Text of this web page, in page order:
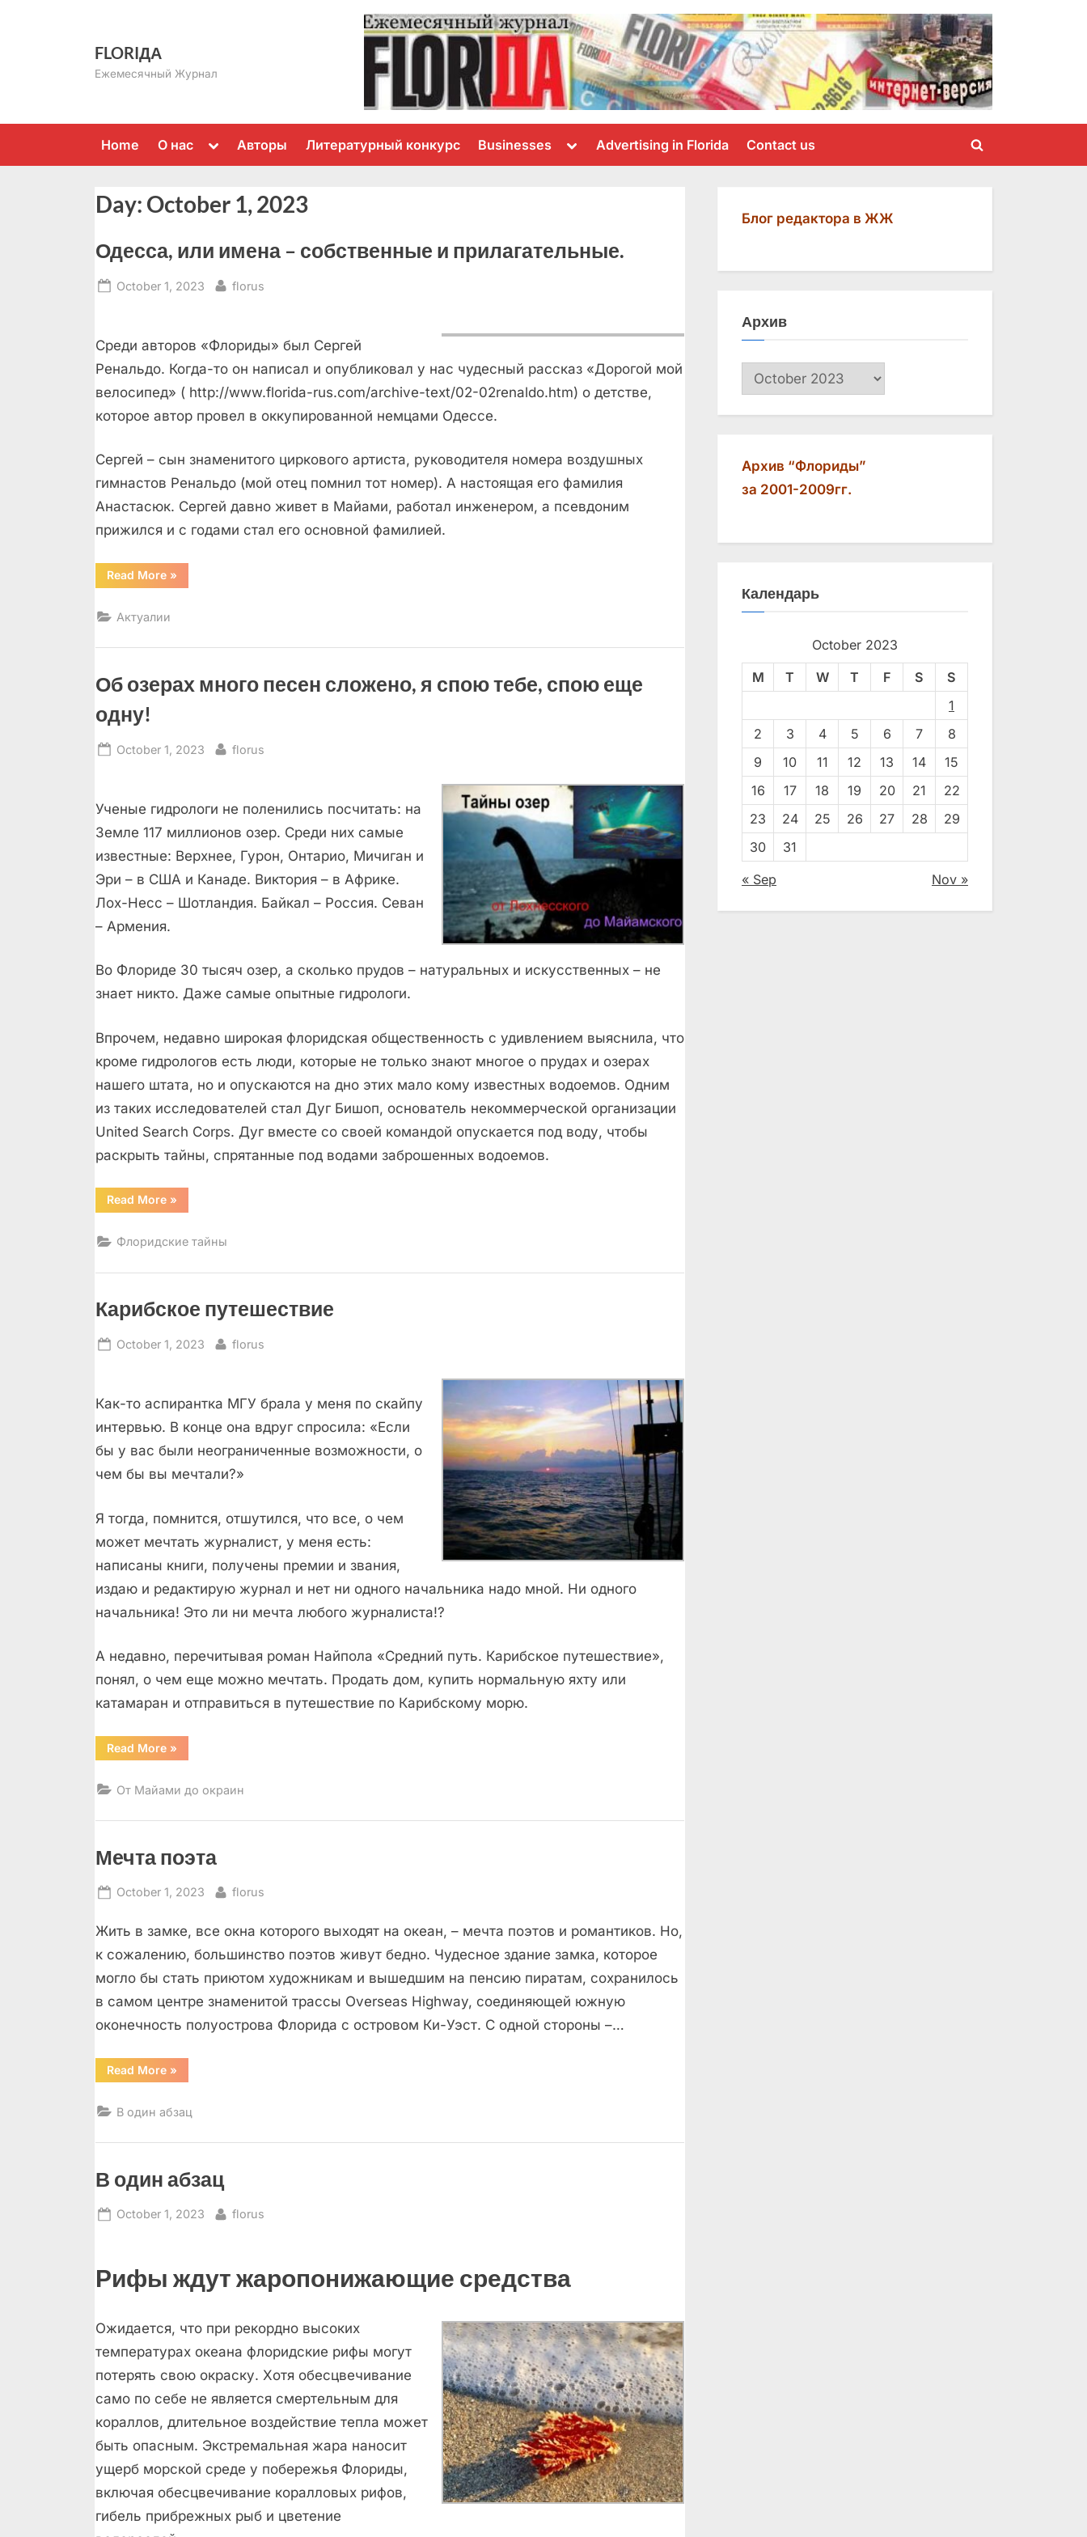
FLORIДА
Ежемесячный Журнал
Home О нас
Toggle
menu
Авторы Литературный конкурс Businesses
Toggle
menu
Advertising in Florida Contact us
Toggle
Day: October 1, 2023
Одесса, или имена – собственные и прилагательные.
Posted
October 1, 2023 By
florus
Среди авторов «Флориды» был Сергей
Ренальдо. Когда-то он написал и опубликовал у нас чудесный рассказ «Дорогой мой
велосипед» ( http://www.florida-rus.com/archive-text/02-02renaldo.htm) о детстве,
которое автор провел в оккупированной немцами Одессе.
Сергей – сын знаменитого циркового артиста, руководителя номера воздушных
гимнастов Ренальдо (мой отец помнил тот номер). А настоящая его фамилия
Анастасюк. Сергей давно живет в Майами, работал инженером, а псевдоним
прижился и с годами стал его основной фамилией.
Read More“Одесса,
или
собственные
»
Актуалии
Об озерах много песен сложено, я спою тебе, спою еще
одну!
Posted
October 1, 2023 By
florus
Ученые гидрологи не поленились посчитать: на
Земле 117 миллионов озер. Среди них самые
известные: Верхнее, Гурон, Онтарио, Мичиган и
Эри – в США и Канаде. Виктория – в Африке.
Лох-Несс – Шотландия. Байкал – Россия. Севан
– Армения.
Во Флориде 30 тысяч озер, а сколько прудов – натуральных и искусственных – не
знает никто. Даже самые опытные гидрологи.
Впрочем, недавно широкая флоридская общественность с удивлением выяснила, что
кроме гидрологов есть люди, которые не только знают многое о прудах и озерах
нашего штата, но и опускаются на дно этих мало кому известных водоемов. Одним
из таких исследователей стал Дуг Бишоп, основатель некоммерческой организации
United Search Corps. Дуг вместе со своей командой опускается под воду, чтобы
раскрыть тайны, спрятанные под водами заброшенных водоемов.
Read More“Об
озерах
сложено,
тебе,
одну!”
»
Флоридские тайны
Карибское путешествие
Posted
October 1, 2023 By
florus
Как-то аспирантка МГУ брала у меня по скайпу
интервью. В конце она вдруг спросила: «Если
бы у вас были неограниченные возможности, о
чем бы вы мечтали?»
Я тогда, помнится, отшутился, что все, о чем
может мечтать журналист, у меня есть:
написаны книги, получены премии и звания,
издаю и редактирую журнал и нет ни одного начальника надо мной. Ни одного
начальника! Это ли ни мечта любого журналиста!?
А недавно, перечитывая роман Найпола «Средний путь. Карибское путешествие»,
понял, о чем еще можно мечтать. Продать дом, купить нормальную яхту или
катамаран и отправиться в путешествие по Карибскому морю.
Read More“Карибское
путешествие”
»
От Майами до окраин
Мечта поэта
Posted
October 1, 2023 By
florus
Жить в замке, все окна которого выходят на океан, – мечта поэтов и романтиков. Но,
к сожалению, большинство поэтов живут бедно. Чудесное здание замка, которое
могло бы стать приютом художникам и вышедшим на пенсию пиратам, сохранилось
в самом центре знаменитой трассы Overseas Highway, соединяющей южную
оконечность полуострова Флорида с островом Ки-Уэст. С одной стороны –…
Read More“Мечта
поэта”
»
В один абзац
В один абзац
Posted
October 1, 2023 By
florus
Рифы ждут жаропонижающие средства
Ожидается, что при рекордно высоких
температурах океана флоридские рифы могут
потерять свою окраску. Хотя обесцвечивание
само по себе не является смертельным для
кораллов, длительное воздействие тепла может
быть опасным. Экстремальная жара наносит
ущерб морской среде у побережья Флориды,
включая обесцвечивание коралловых рифов,
гибель прибрежных рыб и цветение
Блог редактора в ЖЖ
Архив
Архив
Архив “Флориды”
за 2001-2009гг.
Календарь
October 2023
M T W T F S
S
1
2
3 4 5 6 7
8
9
10 11 12 13 14
15
16
17 18 19 20 21
22
23
24 25 26 27 28
29
30
31
« Sep Nov »